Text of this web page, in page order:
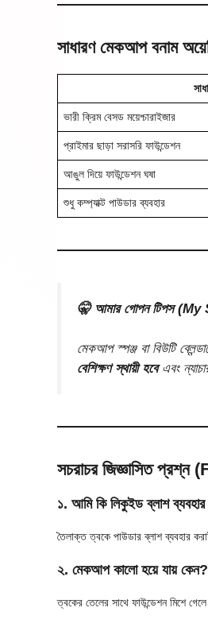
সাধারণ মেকআপ বনাম
ভারী ক্রিম বেসড ময়েশ্চারাইজার
প্রাইমার ছাড়া সরাসরি ফাউন্ডেশন
আঙুল দিয়ে ফাউন্ডেশন ঘষা
শুধু কম্প্যাক্ট পাউডার ব্যবহার
🤫 আমার গোপন টিপস
মেকআপ স্পঞ্জ বা বিউটি
বেশিক্ষণ স্থায়ী হবেএবং
সচরাচর জিজ্ঞাসিত প্রশ্ন
১. আমি কি লিকুইড ব্লাশ ব্যবহার
তৈলাক্ত ত্বকে পাউডার ব্লাশ ব্যবহার
২. মেকআপ কালো হয়ে যায় কেন?
ত্বকের তেলের সাথে ফাউন্ডেশন মিশে